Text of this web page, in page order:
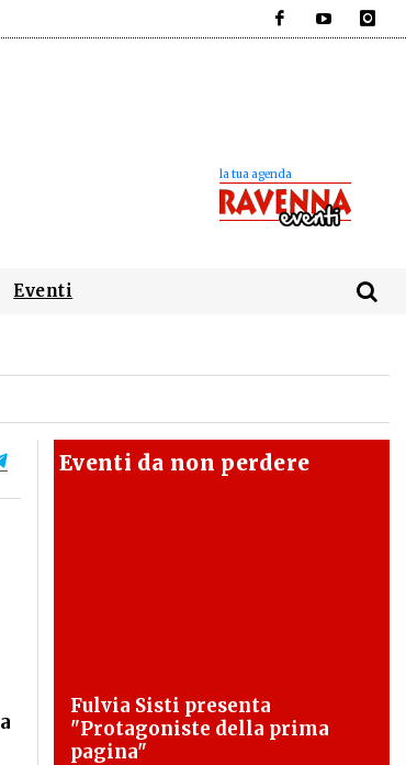
Eventi
Eventi da non perdere
Fulvia Sisti presenta
"Protagoniste della prima
pagina"